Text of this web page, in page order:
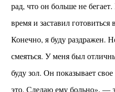
рад, что он больше не
время и заставил
Конечно, я буду раздражен.
смеяться. У меня был
буду зол. Он показывает
это. Сделаю ему больно», —